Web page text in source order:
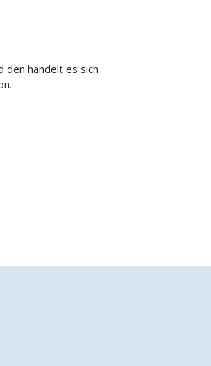
den handelt es sich